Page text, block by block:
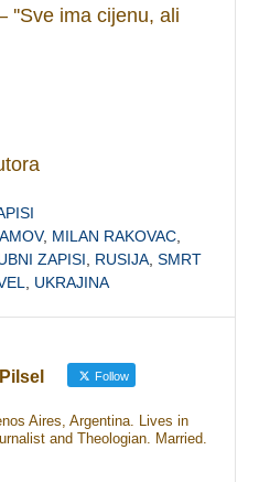
''Sve ima cijenu, ali
, MILAN RAKOVAC
ZAPISI RUSIJA ,SMRT
UKRAJINA
Follow
Aires, Argentina. Lives in
and Theologian. Married.